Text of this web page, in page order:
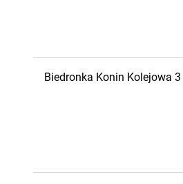
Biedronka Konin Kolejowa 3